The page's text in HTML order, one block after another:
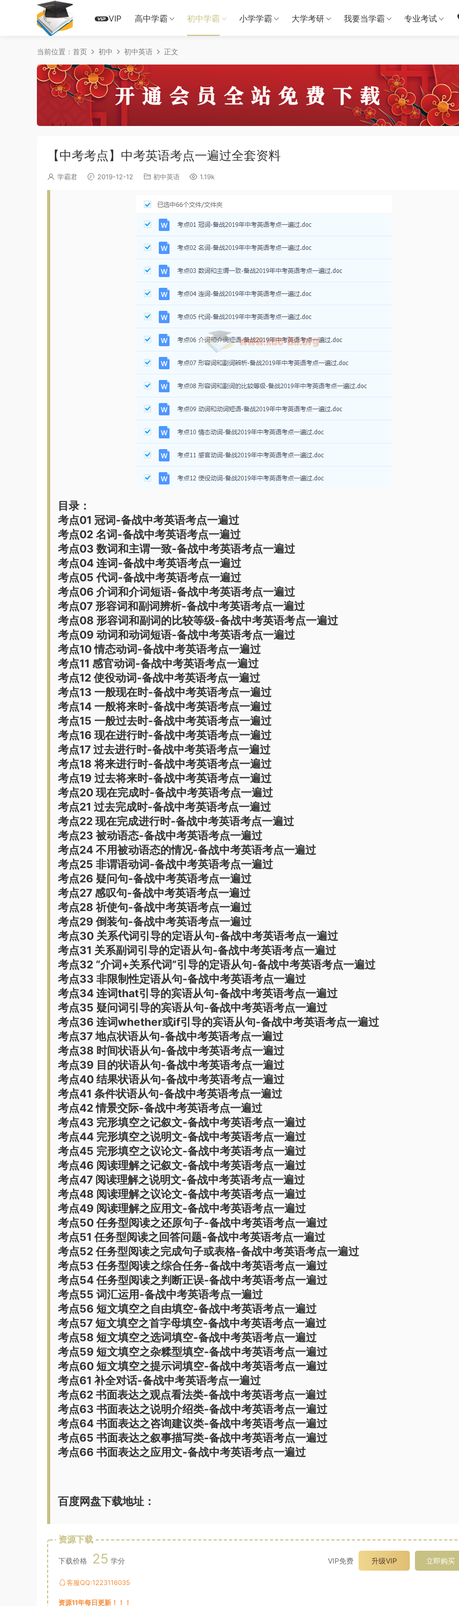
VIP 高中学霸 初中学霸 小学学霸 大学考研 我要当学霸 专业考试
当前位置： 首页 初中 初中英语 正文
【中考考点】中考英语考点一遍过全套资料
学霸君 2019-12-12 初中英语 1.19k
目录：
考点01 冠词-备战中考英语考点一遍过
考点02 名词-备战中考英语考点一遍过
考点03 数词和主谓一致-备战中考英语考点一遍过
考点04 连词-备战中考英语考点一遍过
考点05 代词-备战中考英语考点一遍过
考点06 介词和介词短语-备战中考英语考点一遍过
考点07 形容词和副词辨析-备战中考英语考点一遍过
考点08 形容词和副词的比较等级-备战中考英语考点一遍过
考点09 动词和动词短语-备战中考英语考点一遍过
考点10 情态动词-备战中考英语考点一遍过
考点11 感官动词-备战中考英语考点一遍过
考点12 使役动词-备战中考英语考点一遍过
考点13 一般现在时-备战中考英语考点一遍过
考点14 一般将来时-备战中考英语考点一遍过
考点15 一般过去时-备战中考英语考点一遍过
考点16 现在进行时-备战中考英语考点一遍过
考点17 过去进行时-备战中考英语考点一遍过
考点18 将来进行时-备战中考英语考点一遍过
考点19 过去将来时-备战中考英语考点一遍过
考点20 现在完成时-备战中考英语考点一遍过
考点21 过去完成时-备战中考英语考点一遍过
考点22 现在完成进行时-备战中考英语考点一遍过
考点23 被动语态-备战中考英语考点一遍过
考点24 不用被动语态的情况-备战中考英语考点一遍过
考点25 非谓语动词-备战中考英语考点一遍过
考点26 疑问句-备战中考英语考点一遍过
考点27 感叹句-备战中考英语考点一遍过
考点28 祈使句-备战中考英语考点一遍过
考点29 倒装句-备战中考英语考点一遍过
考点30 关系代词引导的定语从句-备战中考英语考点一遍过
考点31 关系副词引导的定语从句-备战中考英语考点一遍过
考点32 “介词+关系代词”引导的定语从句-备战中考英语考点一遍过
考点33 非限制性定语从句-备战中考英语考点一遍过
考点34 连词that引导的宾语从句-备战中考英语考点一遍过
考点35 疑问词引导的宾语从句-备战中考英语考点一遍过
考点36 连词whether或if引导的宾语从句-备战中考英语考点一遍过
考点37 地点状语从句-备战中考英语考点一遍过
考点38 时间状语从句-备战中考英语考点一遍过
考点39 目的状语从句-备战中考英语考点一遍过
考点40 结果状语从句-备战中考英语考点一遍过
考点41 条件状语从句-备战中考英语考点一遍过
考点42 情景交际-备战中考英语考点一遍过
考点43 完形填空之记叙文-备战中考英语考点一遍过
考点44 完形填空之说明文-备战中考英语考点一遍过
考点45 完形填空之议论文-备战中考英语考点一遍过
考点46 阅读理解之记叙文-备战中考英语考点一遍过
考点47 阅读理解之说明文-备战中考英语考点一遍过
考点48 阅读理解之议论文-备战中考英语考点一遍过
考点49 阅读理解之应用文-备战中考英语考点一遍过
考点50 任务型阅读之还原句子-备战中考英语考点一遍过
考点51 任务型阅读之回答问题-备战中考英语考点一遍过
考点52 任务型阅读之完成句子或表格-备战中考英语考点一遍过
考点53 任务型阅读之综合任务-备战中考英语考点一遍过
考点54 任务型阅读之判断正误-备战中考英语考点一遍过
考点55 词汇运用-备战中考英语考点一遍过
考点56 短文填空之自由填空-备战中考英语考点一遍过
考点57 短文填空之首字母填空-备战中考英语考点一遍过
考点58 短文填空之选词填空-备战中考英语考点一遍过
考点59 短文填空之杂糅型填空-备战中考英语考点一遍过
考点60 短文填空之提示词填空-备战中考英语考点一遍过
考点61 补全对话-备战中考英语考点一遍过
考点62 书面表达之观点看法类-备战中考英语考点一遍过
考点63 书面表达之说明介绍类-备战中考英语考点一遍过
考点64 书面表达之咨询建议类-备战中考英语考点一遍过
考点65 书面表达之叙事描写类-备战中考英语考点一遍过
考点66 书面表达之应用文-备战中考英语考点一遍过
百度网盘下载地址：
资源下载
下载价格 25 学分 VIP免费 升级VIP 立即购买
客服QQ:1223116035
资源11年每日更新！！！